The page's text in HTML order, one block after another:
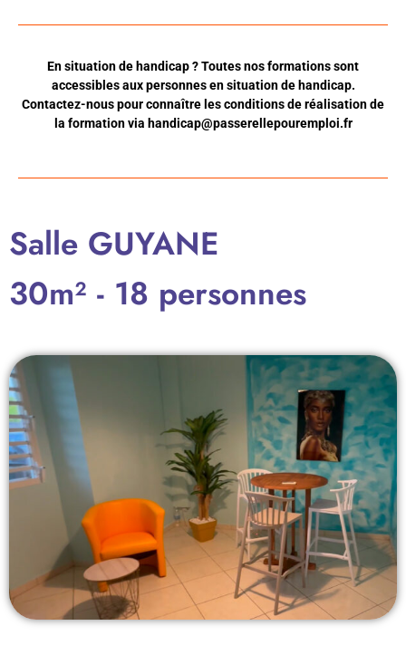
En situation de handicap ? Toutes nos formations sont
accessibles aux personnes en situation de handicap.
Contactez-nous pour connaître les conditions de réalisation de
la formation via handicap@passerellepouremploi.fr
Salle GUYANE
30m² - 18 personnes